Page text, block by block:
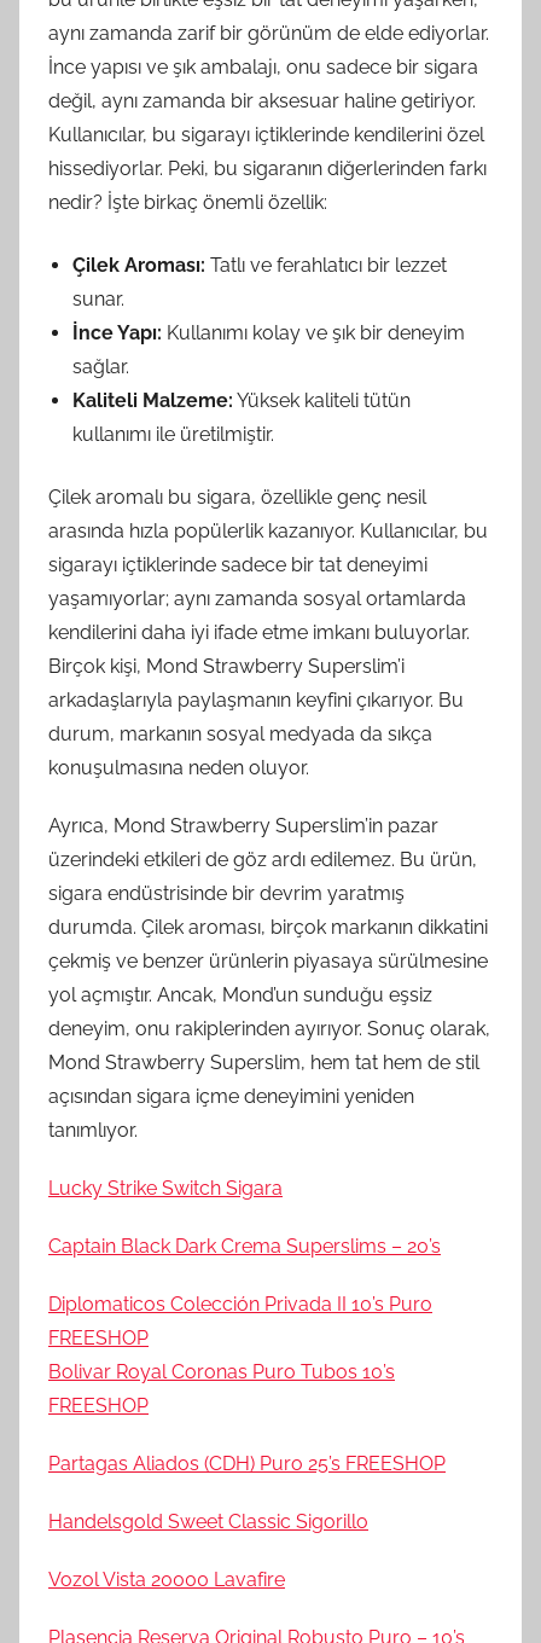
aynı zamanda zarif bir görünüm de elde ediyorlar.
İnce yapısı ve şık ambalajı, onu sadece bir sigara
değil, aynı zamanda bir aksesuar haline getiriyor.
Kullanıcılar, bu sigarayı içtiklerinde kendilerini özel
hissediyorlar. Peki, bu sigaranın diğerlerinden farkı
nedir? İşte birkaç önemli özellik:
Çilek Aroması: Tatlı ve ferahlatıcı bir lezzet
sunar.
İnce Yapı: Kullanımı kolay ve şık bir deneyim
sağlar.
Kaliteli Malzeme: Yüksek kaliteli tütün
kullanımı ile üretilmiştir.
Çilek aromalı bu sigara, özellikle genç nesil
arasında hızla popülerlik kazanıyor. Kullanıcılar, bu
sigarayı içtiklerinde sadece bir tat deneyimi
yaşamıyorlar; aynı zamanda sosyal ortamlarda
kendilerini daha iyi ifade etme imkanı buluyorlar.
Birçok kişi, Mond Strawberry Superslim’i
arkadaşlarıyla paylaşmanın keyfini çıkarıyor. Bu
durum, markanın sosyal medyada da sıkça
konuşulmasına neden oluyor.
Ayrıca, Mond Strawberry Superslim’in pazar
üzerindeki etkileri de göz ardı edilemez. Bu ürün,
sigara endüstrisinde bir devrim yaratmış
durumda. Çilek aroması, birçok markanın dikkatini
çekmiş ve benzer ürünlerin piyasaya sürülmesine
yol açmıştır. Ancak, Mond’un sunduğu eşsiz
deneyim, onu rakiplerinden ayırıyor. Sonuç olarak,
Mond Strawberry Superslim, hem tat hem de stil
açısından sigara içme deneyimini yeniden
tanımlıyor.
Lucky Strike Switch Sigara
Captain Black Dark Crema Superslims – 20’s
Diplomaticos Colección Privada II 10’s Puro
FREESHOP
Bolivar Royal Coronas Puro Tubos 10’s
FREESHOP
Partagas Aliados (CDH) Puro 25’s FREESHOP
Handelsgold Sweet Classic Sigorillo
Vozol Vista 20000 Lavafire
Plasencia Reserva Original Robusto Puro – 10’s